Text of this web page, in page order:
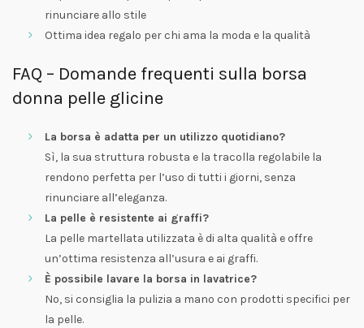
rinunciare allo stile
Ottima idea regalo per chi ama la moda e la qualità
FAQ – Domande frequenti sulla borsa
donna pelle glicine
La borsa è adatta per un utilizzo quotidiano?
Sì, la sua struttura robusta e la tracolla regolabile la
rendono perfetta per l’uso di tutti i giorni, senza
rinunciare all’eleganza.
La pelle è resistente ai graffi?
La pelle martellata utilizzata è di alta qualità e offre
un’ottima resistenza all’usura e ai graffi.
È possibile lavare la borsa in lavatrice?
No, si consiglia la pulizia a mano con prodotti specifici per
la pelle.